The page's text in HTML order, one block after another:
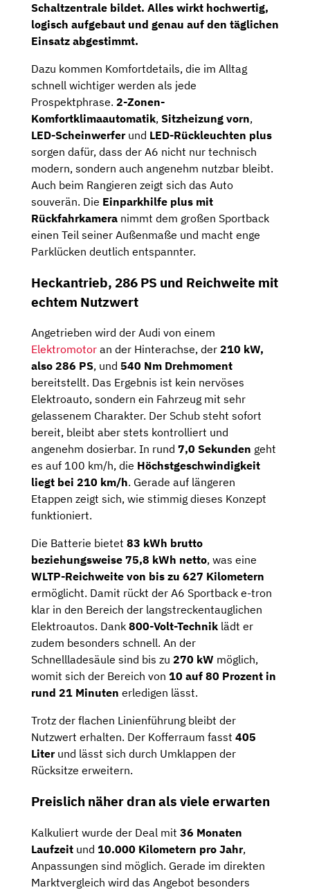
Schaltzentrale bildet. Alles wirkt hochwertig,
logisch aufgebaut und genau auf den täglichen
Einsatz abgestimmt.
Dazu kommen Komfortdetails, die im Alltag
schnell wichtiger werden als jede
Prospektphrase. 2-Zonen-
Komfortklimaautomatik, Sitzheizung vorn,
LED-Scheinwerferund LED-Rückleuchten plus
sorgen dafür, dass der A6 nicht nur technisch
modern, sondern auch angenehm nutzbar bleibt.
Auch beim Rangieren zeigt sich das Auto
souverän. Die Einparkhilfe plus mit
Rückfahrkamera nimmt dem großen Sportback
einen Teil seiner Außenmaße und macht enge
Parklücken deutlich entspannter.
Heckantrieb, 286 PS und Reichweite mit
echtem Nutzwert
Angetrieben wird der Audi von einem
Elektromotor an der Hinterachse, der 210 kW,
also 286 PS, und 540 Nm Drehmoment
bereitstellt. Das Ergebnis ist kein nervöses
Elektroauto, sondern ein Fahrzeug mit sehr
gelassenem Charakter. Der Schub steht sofort
bereit, bleibt aber stets kontrolliert und
angenehm dosierbar. In rund 7,0 Sekunden geht
es auf 100 km/h, die Höchstgeschwindigkeit
liegt bei 210 km/h. Gerade auf längeren
Etappen zeigt sich, wie stimmig dieses Konzept
funktioniert.
Die Batterie bietet 83 kWh brutto
beziehungsweise 75,8 kWh netto, was eine
WLTP-Reichweite von bis zu 627 Kilometern
ermöglicht. Damit rückt der A6 Sportback e-tron
klar in den Bereich der langstreckentauglichen
Elektroautos. Dank 800-Volt-Technik lädt er
zudem besonders schnell. An der
Schnellladesäule sind bis zu 270 kW möglich,
womit sich der Bereich von 10 auf 80 Prozent in
rund 21 Minuten erledigen lässt.
Trotz der flachen Linienführung bleibt der
Nutzwert erhalten. Der Kofferraum fasst 405
Literund lässt sich durch Umklappen der
Rücksitze erweitern.
Preislich näher dran als viele erwarten
Kalkuliert wurde der Deal mit 36 Monaten
Laufzeit und 10.000 Kilometern pro Jahr,
Anpassungen sind möglich. Gerade im direkten
Marktvergleich wird das Angebot besonders